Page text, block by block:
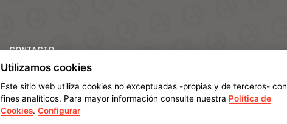
CONTACTO
Aviso legalPolítica de privacidad
Utilizamos cookies
Este sitio web utiliza cookies no exceptuadas -propias y de terceros- con
fines analíticos. Para mayor información consulte nuestra Política de
Cookies. Configurar